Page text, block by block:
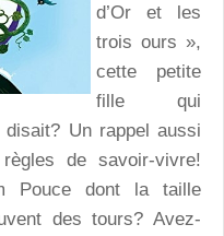
d’Or et les
trois ours »,
cette petite
fille qui
disait? Un rappel aussi
de savoir-vivre!
Pouce dont la taille
des tours? Avez-